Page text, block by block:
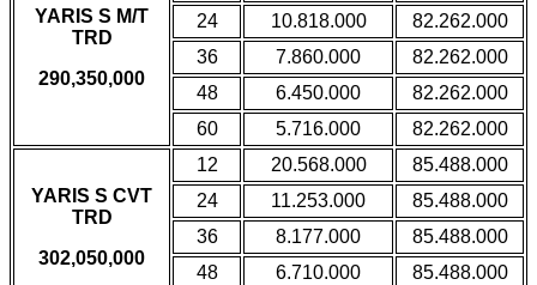
YARIS S M/T
TRD
290,350,000
24
10.818.000
82.262.000
36
7.860.000
82.262.000
48
6.450.000
82.262.000
60
5.716.000 82.262.000
YARIS S CVT
TRD
302,050,000
12 20.568.000
85.488.000
24
11.253.000
85.488.000
36
8.177.000
85.488.000
48
6.710.000
85.488.000